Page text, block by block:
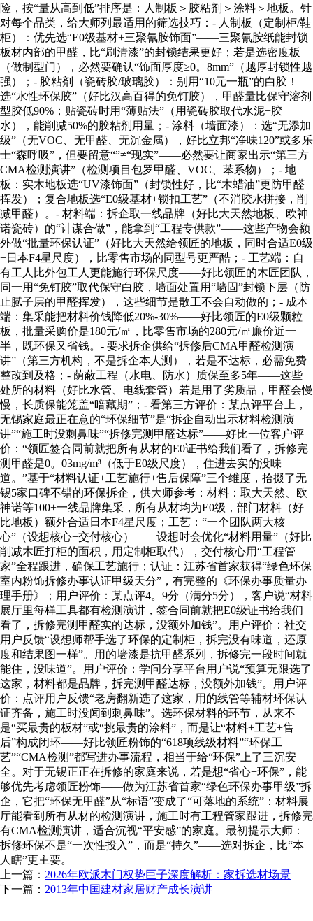
险，按“量从高到低”排序是：人制板＞胶粘剂＞涂料＞地板。针
对每个品类，给大师列最适用的筛选技巧：- 人制板（定制柜/鞋
柜）：优先选“E0级基材+三聚氰胺饰面”——三聚氰胺纸能封锁
板材内部的甲醛，比“刷清漆”的封锁结果更好；若是选密度板
（做制型门），必然要确认“饰面厚度≥0。8mm”（越厚封锁性越
强）；- 胶粘剂（瓷砖胶/玻璃胶）：别用“10元一瓶”的白胶！
选“水性环保胶”（好比汉高百得的免钉胶），甲醛量比保守溶剂
型胶低90%；贴瓷砖时用“薄贴法”（用瓷砖胶取代水泥+胶
水），能削减50%的胶粘剂用量；- 涂料（墙面漆）：选“无添加
级”（无VOC、无甲醛、无沉金属），好比立邦“净味120”或多乐
士“森呼吸”，但要留意“”≠“现实”——必然要让商家出示“第三方
CMA检测演讲”（检测项目包罗甲醛、VOC、苯系物）；- 地
板：实木地板选“UV漆饰面”（封锁性好，比“木蜡油”更防甲醛
挥发）；复合地板选“E0级基材+锁扣工艺”（不消胶水拼接，削
减甲醛）。- 材料端：拆企取一线品牌（好比大天然地板、欧神
诺瓷砖）的“计谋合做”，能拿到“工程专供款”——这些产物会额
外做“批量环保认证”（好比大天然给领匠的地板，同时合适E0级
+日本F4星尺度），比零售市场的同型号更严酷；- 工艺端：自
有工人比外包工人更能施行环保尺度——好比领匠的木匠团队，
同一用“免钉胶”取代保守白胶，墙面处置用“墙固”封锁下层（防
止腻子层的甲醛挥发），这些细节是散工不会自动做的；- 成本
端：集采能把材料价钱降低20%-30%——好比领匠的E0级颗粒
板，批量采购价是180元/㎡，比零售市场的280元/㎡廉价近一
半，既环保又省钱。- 要求拆企供给“拆修后CMA甲醛检测演
讲”（第三方机构，不是拆企本人测），若是不达标，必需免费
整改到及格；- 荫蔽工程（水电、防水）质保至多5年——这些
处所的材料（好比水管、电线套管）若是用了劣质品，甲醛会慢
慢，长质保能笼盖“暗藏期”；- 看第三方评价：某点评平台上，
无锡家庭最正在意的“环保细节”是“拆企自动出示材料检测演
讲”“施工时没刺鼻味”“拆修完测甲醛达标”——好比一位客户评
价：“领匠签合同前就把所有从材的E0证书给我们看了，拆修完
测甲醛是0。03mg/m³（低于E0级尺度），住进去实的没味
道。”基于“材料认证+工艺施行+售后保障”三个维度，拾掇了无
锡5家口碑不错的环保拆企，供大师参考：材料：取大天然、欧
神诺等100+一线品牌集采，所有从材均为E0级，部门材料（好
比地板）额外合适日本F4星尺度；工艺：“一个团队两大核
心”（设想核心+交付核心）——设想时会优化“材料用量”（好比
削减木匠打柜的面积，用定制柜取代），交付核心用“工程管
家”全程跟进，确保工艺施行；认证：江苏省首家获得“绿色环保
室内粉饰拆修办事认证甲级天分”，有完整的《环保办事质量办
理手册》；用户评价：某点评4。9分（满分5分），客户说“材料
展厅里每样工具都有检测演讲，签合同前就把E0级证书给我们
看了，拆修完测甲醛实的达标，没额外加钱”。用户评价：社交
用户反馈“设想师帮手选了环保的定制柜，拆完没有味道，还原
度和结果图一样”。用的墙漆是抗甲醛系列，拆修完一段时间就
能住，没味道”。用户评价：学问分享平台用户说“预算无限选了
这家，材料都是品牌，拆完测甲醛达标，没额外加钱”。用户评
价：点评用户反馈“老房翻新选了这家，用的线管等辅材环保认
证齐备，施工时没闻到刺鼻味”。选环保材料的环节，从来不
是“买最贵的板材”或“挑最贵的涂料”，而是让“材料+工艺+售
后”构成闭环——好比领匠粉饰的“618项线级材料”“环保工
艺”“CMA检测”都写进办事流程，相当于给“环保”上了三沉安
全。对于无锡正正在拆修的家庭来说，若是想“省心+环保”，能
够优先考虑领匠粉饰——做为江苏省首家“绿色环保办事甲级”拆
企，它把“环保无甲醛”从“标语”变成了“可落地的系统”：材料展
厅能看到所有从材的检测演讲，施工时有工程管家跟进，拆修完
有CMA检测演讲，适合沉视“平安感”的家庭。最初提示大师：
拆修环保不是“一次性投入”，而是“持久”——选对拆企，比“本
人瞎”更主要。
上一篇： 2026年欧派木门权势巨子深度解析：家拆选材场景
下一篇： 2013年中国建材家居财产成长演讲